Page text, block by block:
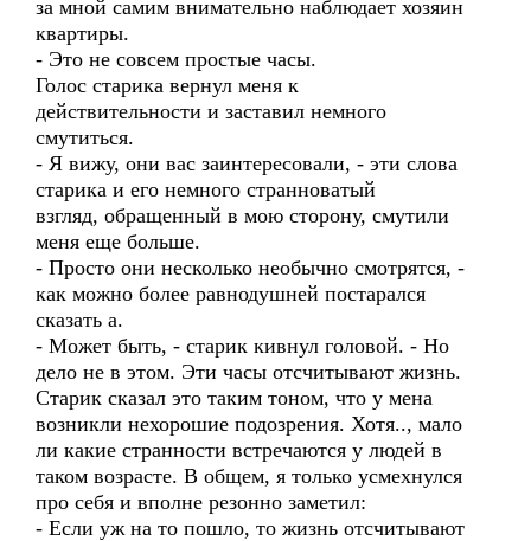
за мной самим внимательно наблюдает хозяин
квартиры.
- Это не совсем простые часы.
Голос старика вернул меня к
действительности и заставил немного
смутиться.
- Я вижу, они вас заинтересовали, - эти слова
старика и его немного странноватый
взгляд, обращенный в мою сторону, смутили
меня еще больше.
- Просто они несколько необычно смотрятся, -
как можно более равнодушней постарался
сказать а.
- Может быть, - старик кивнул головой. - Но
дело не в этом. Эти часы отсчитывают жизнь.
Старик сказал это таким тоном, что у мена
возникли нехорошие подозрения. Хотя.., мало
ли какие странности встречаются у людей в
таком возрасте. В общем, я только усмехнулся
про себя и вполне резонно заметил:
- Если уж на то пошло, то жизнь отсчитывают